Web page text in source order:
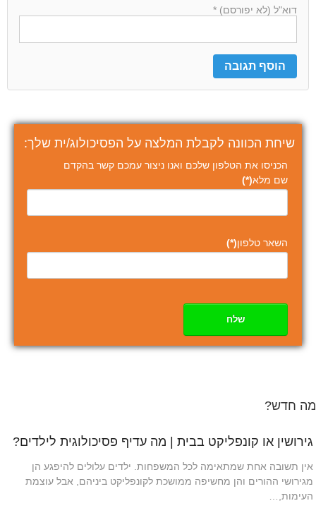
דוא"ל (לא יפורסם) *
שיחת הכוונה לקבלת המלצה על הפסיכולוג/ית שלך:
הכניסו את הטלפון שלכם ואנו ניצור עמכם קשר בהקדם
שם מלא(*)
השאר טלפון(*)
שלח
מה חדש?
גירושין או קונפליקט בבית | מה עדיף פסיכולוגית לילדים?
אין תשובה אחת שמתאימה לכל המשפחות. ילדים עלולים להיפגע הן
מגירושי ההורים והן מחשיפה ממושכת לקונפליקט ביניהם, אבל עוצמת
העימות,…